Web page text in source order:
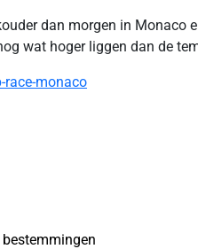
dan morgen in
wat hoger liggen dan de
monaco